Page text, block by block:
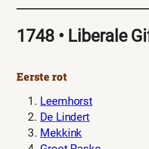
1748 • Liberale
Eerste rot
Leemhorst
De Lindert
Mekkink